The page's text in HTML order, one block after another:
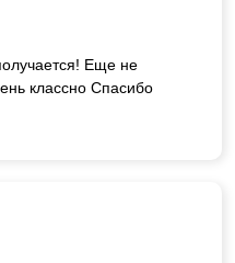
Еще не
классно Спасибо